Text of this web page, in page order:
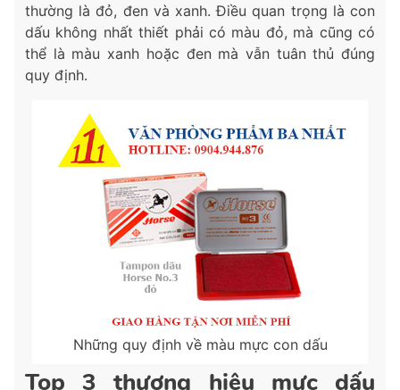
thường là đỏ, đen và xanh. Điều quan trọng là con
dấu không nhất thiết phải có màu đỏ, mà cũng có
thể là màu xanh hoặc đen mà vẫn tuân thủ đúng
quy định.
Những quy định về màu mực con dấu
Top 3 thương hiệu mực dấu